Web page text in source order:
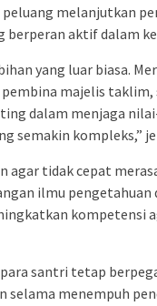
melanjutkan
aktif dalam
yang luar biasa.
pembina majelis
dalam menjaga
semakin kompleks,”
agar tidak cepat
ilmu
kompetensi
santri tetap
selama menempuh